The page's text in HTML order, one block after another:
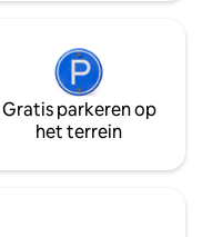
Gratis parkeren op
het terrein